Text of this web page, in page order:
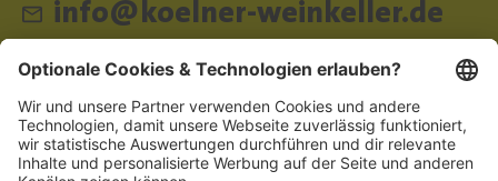
info@koelner-weinkeller.de
Schnellzugriff
ZAHLUNGSMETHODEN